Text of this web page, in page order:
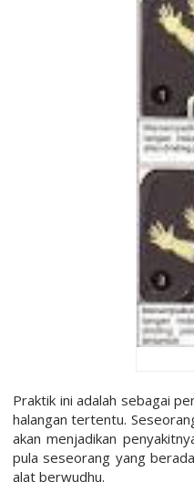
Praktik ini adalah sebagai
halangan tertentu.
akan menjadikan
pula seseorang yang
alat berwudhu.